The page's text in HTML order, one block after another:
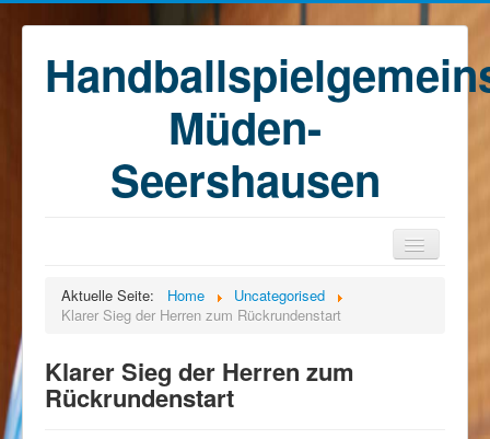
Müden-
Seershausen
Teams
Kontakt
Aktuelle Seite: Home
Uncategorised
Klarer Sieg der Herren zum Rückrundenstart
Klarer Sieg der Herren zum
Rückrundenstart